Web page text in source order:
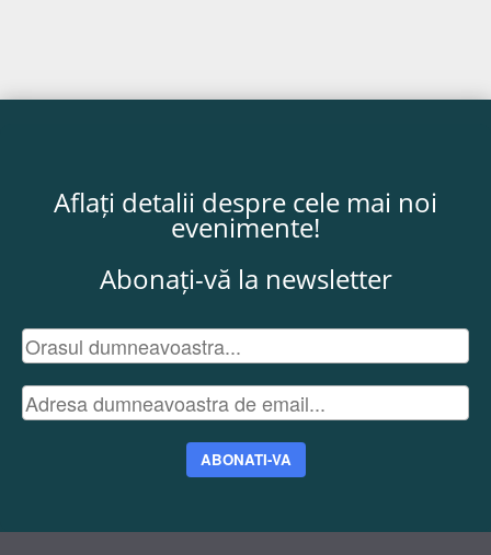
Aflați detalii despre cele mai noi
evenimente!
Abonați-vă la newsletter
ABONATI-VA